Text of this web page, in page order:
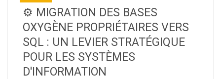
⚙️ MIGRATION DES BASES
OXYGÈNE PROPRIÉTAIRES VERS
SQL : UN LEVIER STRATÉGIQUE
POUR LES SYSTÈMES
D'INFORMATION